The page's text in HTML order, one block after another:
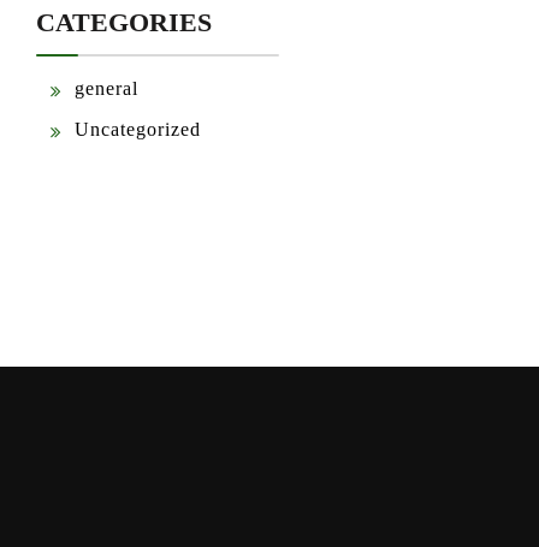
CATEGORIES
general
Uncategorized